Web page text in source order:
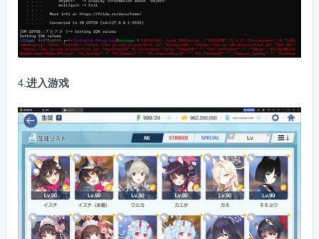
4.进入游戏